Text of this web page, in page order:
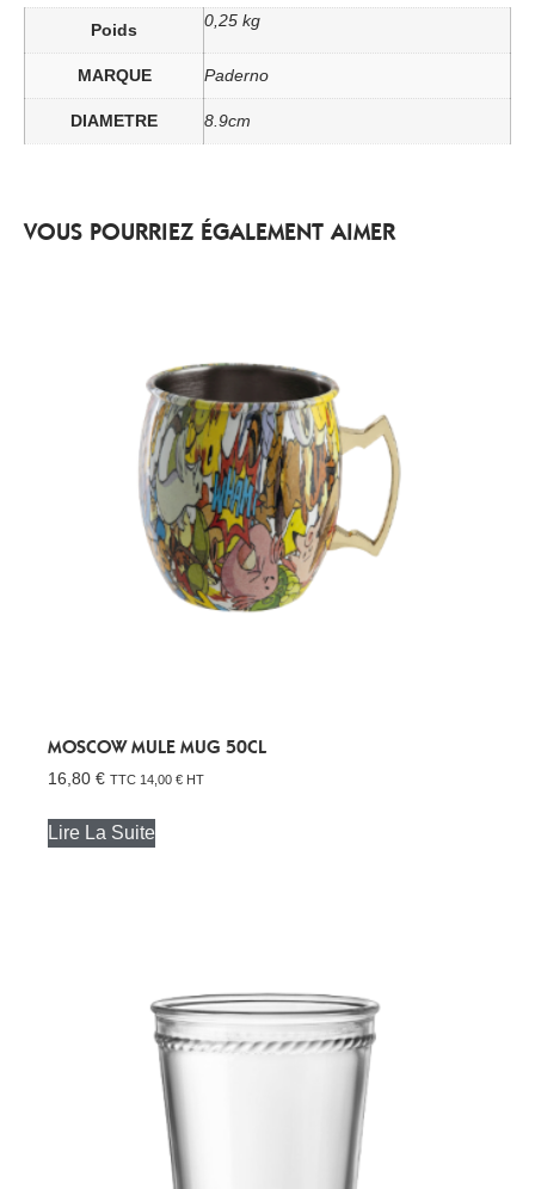
Poids 0,25 kg
MARQUE Paderno
DIAMETRE 8.9cm
VOUS POURRIEZ ÉGALEMENT AIMER
MOSCOW MULE MUG 50CL
16,80 € TTC 14,00 € HT
Lire La Suite